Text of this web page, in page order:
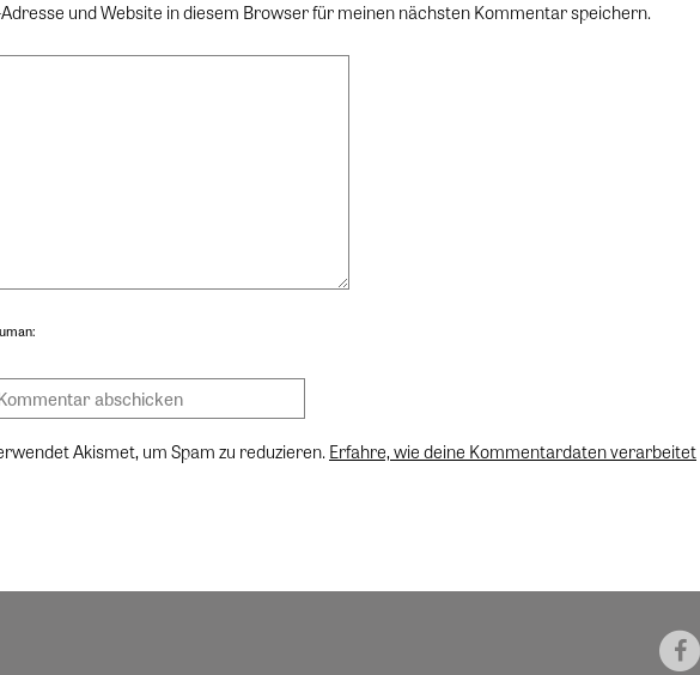
und Website in diesem Browser für meinen nächsten Kommentar speichern.
Akismet, um Spam zu reduzieren. Erfahre, wie deine Kommentardaten verarbeitet